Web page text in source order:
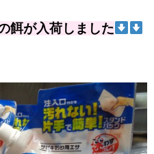
餌が入荷しました